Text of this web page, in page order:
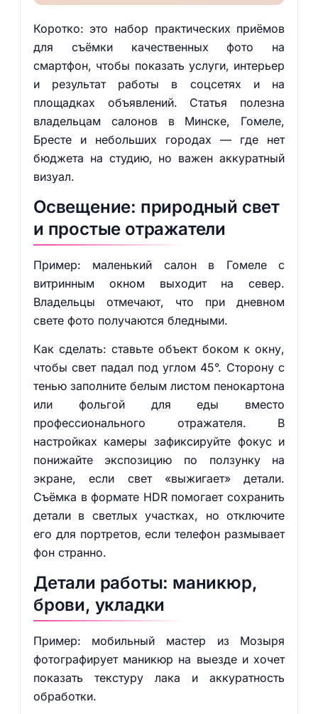
Коротко: это набор практических приёмов
для съёмки качественных фото на
смартфон, чтобы показать услуги, интерьер
и результат работы в соцсетях и на
площадках объявлений. Статья полезна
владельцам салонов в Минске, Гомеле,
Бресте и небольших городах — где нет
бюджета на студию, но важен аккуратный
визуал.
Освещение: природный свет
и простые отражатели
Пример: маленький салон в Гомеле с
витринным окном выходит на север.
Владельцы отмечают, что при дневном
свете фото получаются бледными.
Как сделать: ставьте объект боком к окну,
чтобы свет падал под углом 45°. Сторону с
тенью заполните белым листом пенокартона
или фольгой для еды вместо
профессионального отражателя. В
настройках камеры зафиксируйте фокус и
понижайте экспозицию по ползунку на
экране, если свет «выжигает» детали.
Съёмка в формате HDR помогает сохранить
детали в светлых участках, но отключите
его для портретов, если телефон размывает
фон странно.
Детали работы: маникюр,
брови, укладки
Пример: мобильный мастер из Мозыря
фотографирует маникюр на выезде и хочет
показать текстуру лака и аккуратность
обработки.